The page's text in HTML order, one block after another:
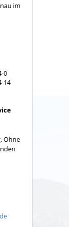
im
0
14
Ohne